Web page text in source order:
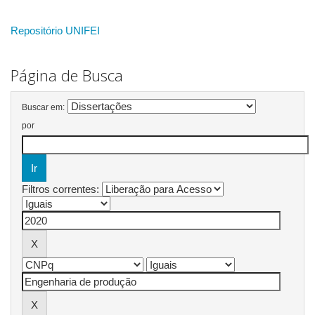
Repositório UNIFEI
Página de Busca
Buscar em:
por
Filtros correntes: